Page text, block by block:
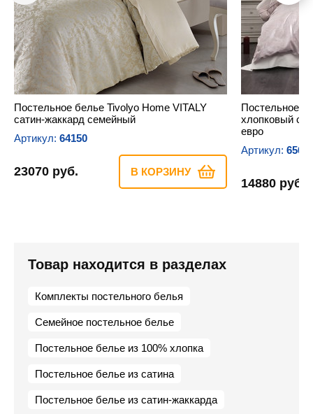
Постельное белье Tivolyo Home VITALY
сатин-жаккард семейный
Артикул: 64150
23070 руб. В КОРЗИНУ
Постельное
хлопковый
евро
Артикул:
14880 руб.
Товар находится в разделах
Комплекты постельного белья
Семейное постельное белье
Постельное белье из 100% хлопка
Постельное белье из сатина
Постельное белье из сатин-жаккарда